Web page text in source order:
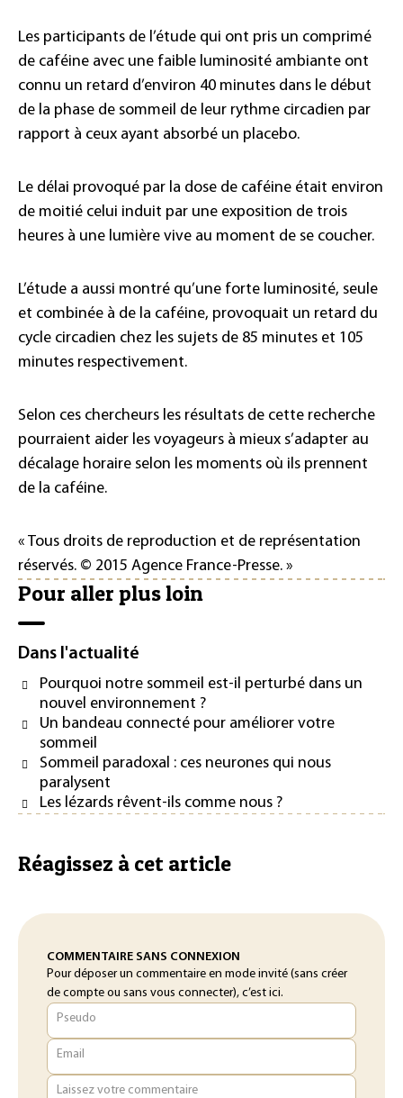
Les participants de l’étude qui ont pris un comprimé
de caféine avec une faible luminosité ambiante ont
connu un retard d’environ 40 minutes dans le début
de la phase de sommeil de leur rythme circadien par
rapport à ceux ayant absorbé un placebo.
Le délai provoqué par la dose de caféine était environ
de moitié celui induit par une exposition de trois
heures à une lumière vive au moment de se coucher.
L’étude a aussi montré qu’une forte luminosité, seule
et combinée à de la caféine, provoquait un retard du
cycle circadien chez les sujets de 85 minutes et 105
minutes respectivement.
Selon ces chercheurs les résultats de cette recherche
pourraient aider les voyageurs à mieux s’adapter au
décalage horaire selon les moments où ils prennent
de la caféine.
« Tous droits de reproduction et de représentation
réservés. © 2015 Agence France-Presse. »
Pour aller plus loin
Dans l'actualité
Pourquoi notre sommeil est-il perturbé dans un
nouvel environnement ?
Un bandeau connecté pour améliorer votre
sommeil
Sommeil paradoxal : ces neurones qui nous
paralysent
Les lézards rêvent-ils comme nous ?
Réagissez à cet article
COMMENTAIRE SANS CONNEXION
Pour déposer un commentaire en mode invité (sans créer
de compte ou sans vous connecter), c’est ici.
Pseudo
Email
Laissez votre commentaire